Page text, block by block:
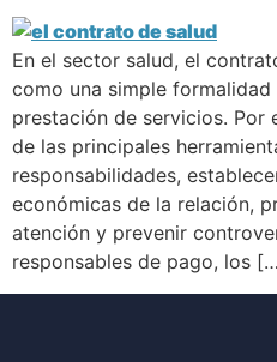
En el sector salud, el
como una simple
prestación de servicios. Por
de las principales
responsabilidades,
económicas de la relación,
atención y prevenir
responsables de pago, los